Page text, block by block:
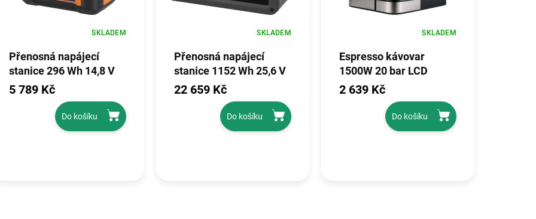
Přenosná napájecí
stanice 296 Wh 14,8 V
KD5531
SKLADEM
5 789 Kč
Do košíku
Přenosná napájecí
stanice 1152 Wh 25,6 V
KD5532
SKLADEM
22 659 Kč
Do košíku
Espresso kávovar
1500W 20 bar LCD
KD4292
SKLADEM
2 639 Kč
Do košíku